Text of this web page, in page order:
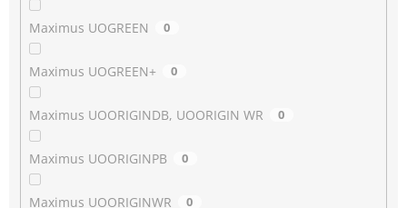
Maximus UOGREEN 0
Maximus UOGREEN+ 0
Maximus UOORIGINDB, UOORIGIN WR 0
Maximus UOORIGINPB 0
Maximus UOORIGINWR 0